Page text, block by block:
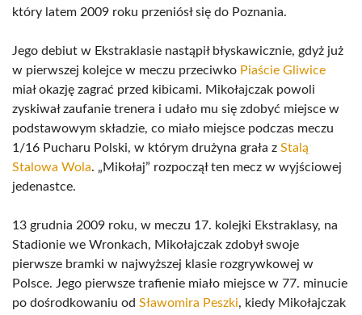
który latem 2009 roku przeniósł się do Poznania.
Jego debiut w Ekstraklasie nastąpił błyskawicznie, gdyż już
w pierwszej kolejce w meczu przeciwko Piaście Gliwice
miał okazję zagrać przed kibicami. Mikołajczak powoli
zyskiwał zaufanie trenera i udało mu się zdobyć miejsce w
podstawowym składzie, co miało miejsce podczas meczu
1/16 Pucharu Polski, w którym drużyna grała z Stalą
Stalowa Wola. „Mikołaj” rozpoczął ten mecz w wyjściowej
jedenastce.
13 grudnia 2009 roku, w meczu 17. kolejki Ekstraklasy, na
Stadionie we Wronkach, Mikołajczak zdobył swoje
pierwsze bramki w najwyższej klasie rozgrywkowej w
Polsce. Jego pierwsze trafienie miało miejsce w 77. minucie
po dośrodkowaniu od Sławomira Peszki, kiedy Mikołajczak